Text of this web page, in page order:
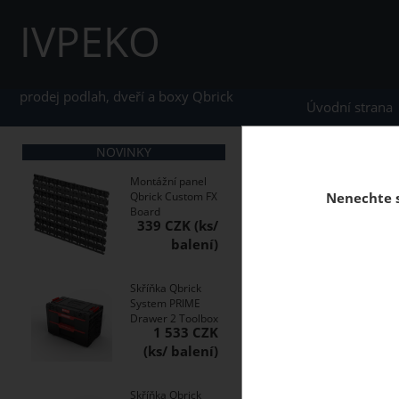
IVPEKO
prodej podlah, dveří a boxy Qbrick
Úvodní strana
NOVINKY
Montážní panel
Qbrick Custom FX
Board
339 CZK
Skříňka Qbrick
System PRIME
Drawer 2 Toolbox
1 533 CZK
Skříňka Qbrick
Nenechte